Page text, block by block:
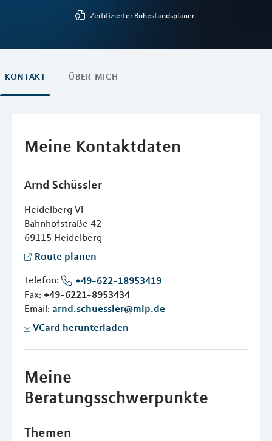
Zertifizierter Ruhestandsplaner
KONTAKT ÜBER MICH
Meine Kontaktdaten
Arnd Schüssler
Heidelberg VI
Bahnhofstraße 42
69115 Heidelberg
Route planen
Telefon:
+49-622-18953419
Fax: +49-6221-8953434
Email: arnd.schuessler@mlp.de
VCard herunterladen
Meine
Beratungsschwerpunkte
Themen